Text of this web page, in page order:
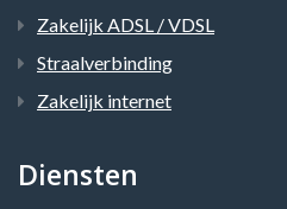
Zakelijk ADSL / VDSL
Straalverbinding
Zakelijk internet
Diensten